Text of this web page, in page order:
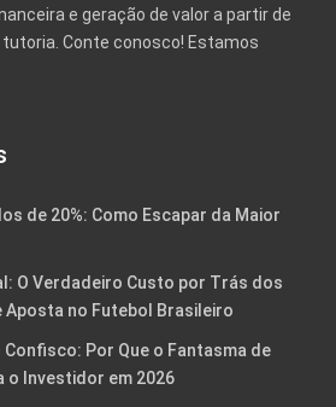
e geração de valor a partir de
Conte conosco! Estamos
de 20%: Como Escapar da Maior
O Verdadeiro Custo por Trás dos
Aposta no Futebol Brasileiro
Por Que o Fantasma de
o Investidor em 2026